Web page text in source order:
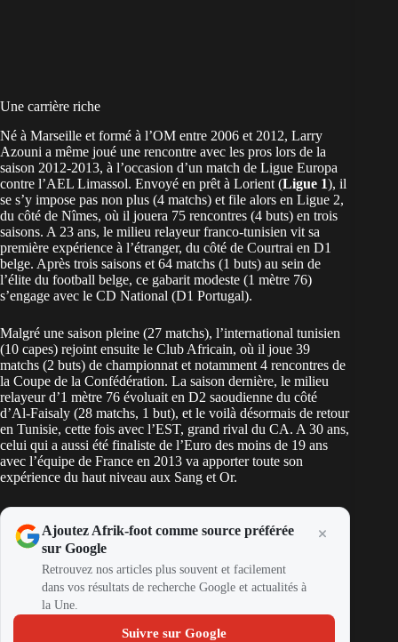
Une carrière riche
Né à Marseille et formé à l’OM entre 2006 et 2012, Larry
Azouni a même joué une rencontre avec les pros lors de la
saison 2012-2013, à l’occasion d’un match de Ligue Europa
contre l’AEL Limassol. Envoyé en prêt à Lorient (Ligue 1), il
se s’y impose pas non plus (4 matchs) et file alors en Ligue 2,
du côté de Nîmes, où il jouera 75 rencontres (4 buts) en trois
saisons. A 23 ans, le milieu relayeur franco-tunisien vit sa
première expérience à l’étranger, du côté de Courtrai en D1
belge. Après trois saisons et 64 matchs (1 buts) au sein de
l’élite du football belge, ce gabarit modeste (1 mètre 76)
s’engage avec le CD National (D1 Portugal).
Malgré une saison pleine (27 matchs), l’international tunisien
(10 capes) rejoint ensuite le Club Africain, où il joue 39
matchs (2 buts) de championnat et notamment 4 rencontres de
la Coupe de la Confédération. La saison dernière, le milieu
relayeur d’1 mètre 76 évoluait en D2 saoudienne du côté
d’Al-Faisaly (28 matchs, 1 but), et le voilà désormais de retour
en Tunisie, cette fois avec l’EST, grand rival du CA. A 30 ans,
celui qui a aussi été finaliste de l’Euro des moins de 19 ans
avec l’équipe de France en 2013 va apporter toute son
expérience du haut niveau aux Sang et Or.
Ajoutez Afrik-foot comme source préférée
sur Google
Retrouvez nos articles plus souvent et facilement
dans vos résultats de recherche Google et actualités à
la Une.
Suivre sur Google